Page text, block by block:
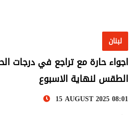
لبنان
اجواء حارة مع تراجع في درجات
الطقس لنهاية الاسبوع
15 AUGUST 2025 08:01